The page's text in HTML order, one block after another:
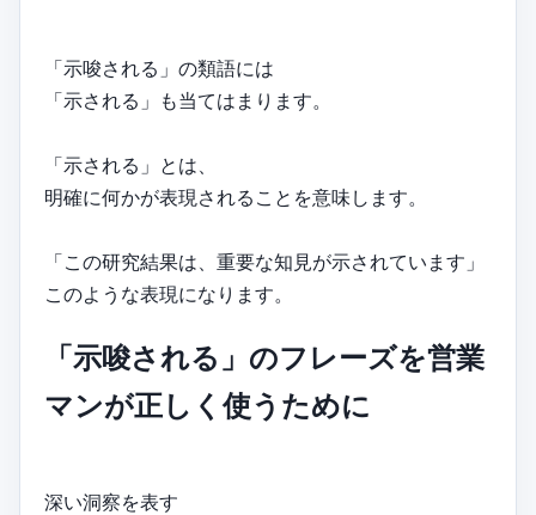
「示唆される」の類語には
「示される」も当てはまります。
「示される」とは、
明確に何かが表現されることを意味します。
「この研究結果は、重要な知見が示されています」
このような表現になります。
「示唆される」のフレーズを営業
マンが正しく使うために
深い洞察を表す